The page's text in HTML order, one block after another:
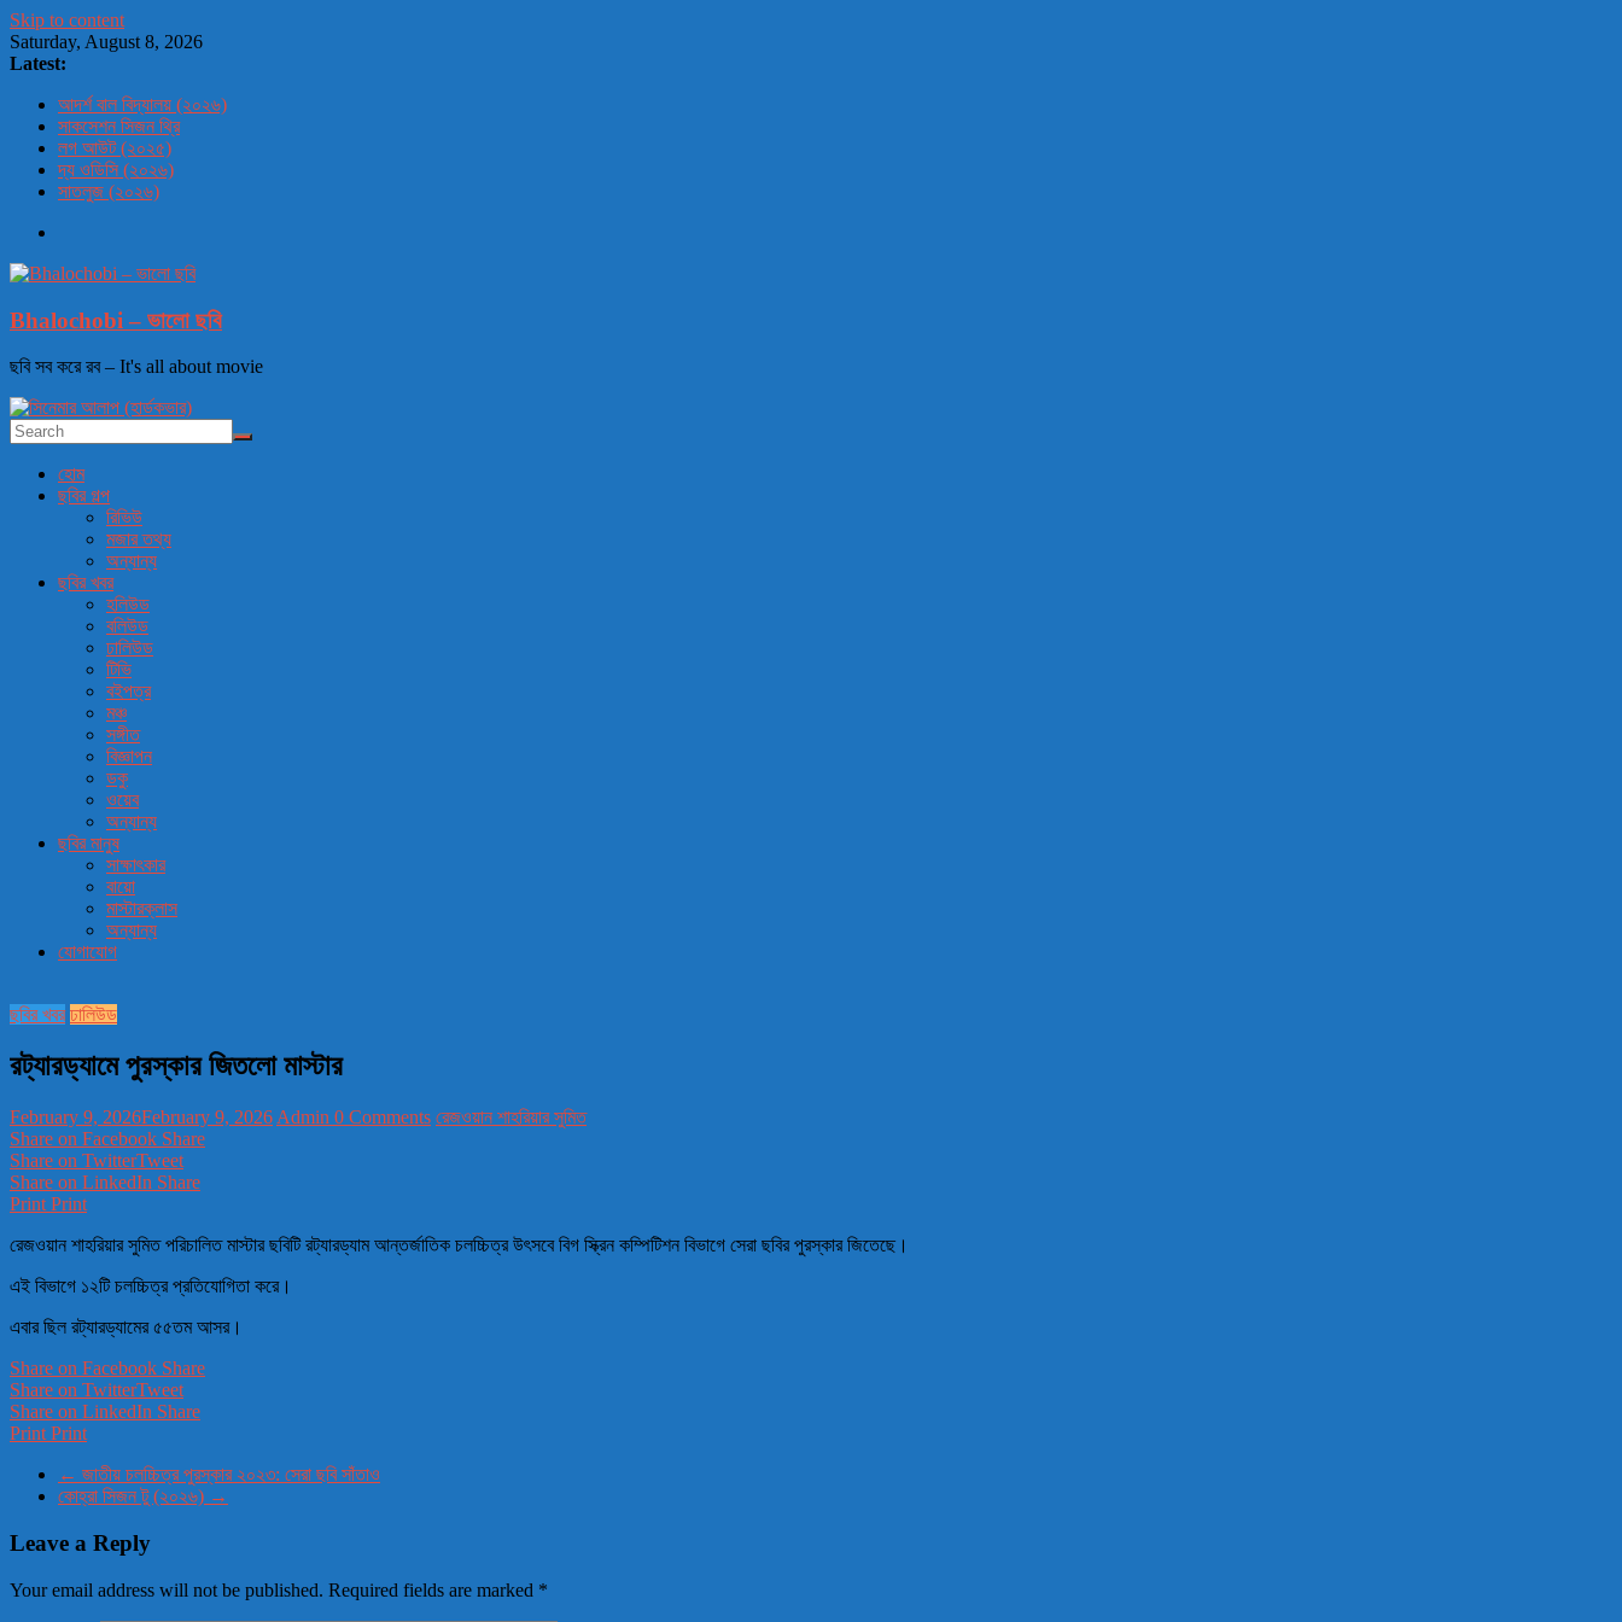
Skip to content
Saturday, August 8, 2026
Latest:
আদর্শ বাল বিদ্যালয় (২০২৬)
সাকসেশন সিজন থ্রি
লগ আউট (২০২৫)
দ্য ওডিসি (২০২৬)
সাতলুজ (২০২৬)
Bhalochobi – ভালো ছবি
ছবি সব করে রব – It's all about movie
হোম
ছবির গল্প
রিভিউ
মজার তথ্য
অন্যান্য
ছবির খবর
হলিউড
বলিউড
ঢালিউড
টিভি
বইপত্র
মঞ্চ
সঙ্গীত
বিজ্ঞাপন
ডকু
ওয়েব
অন্যান্য
ছবির মানুষ
সাক্ষাৎকার
বায়ো
মাস্টারক্লাস
অন্যান্য
যোগাযোগ
ছবির খবর ঢালিউড
রট্যারড্যামে পুরস্কার জিতলো মাস্টার
February 9, 2026February 9, 2026 Admin 0 Comments রেজওয়ান শাহরিয়ার সুমিত
Share on Facebook Share
Share on TwitterTweet
Share on LinkedIn Share
Print Print
রেজওয়ান শাহরিয়ার সুমিত পরিচালিত মাস্টার ছবিটি রট্যারড্যাম আন্তর্জাতিক চলচ্চিত্র উৎসবে বিগ স্ক্রিন কম্পিটিশন বিভাগে সেরা ছবির পুরস্কার জিতেছে।
এই বিভাগে ১২টি চলচ্চিত্র প্রতিযোগিতা করে।
এবার ছিল রট্যারড্যামের ৫৫তম আসর।
Share on Facebook Share
Share on TwitterTweet
Share on LinkedIn Share
Print Print
← জাতীয় চলচ্চিত্র পুরস্কার ২০২৩: সেরা ছবি সাঁতাও
কোহ্রা সিজন টু (২০২৬) →
Leave a Reply
Your email address will not be published. Required fields are marked *